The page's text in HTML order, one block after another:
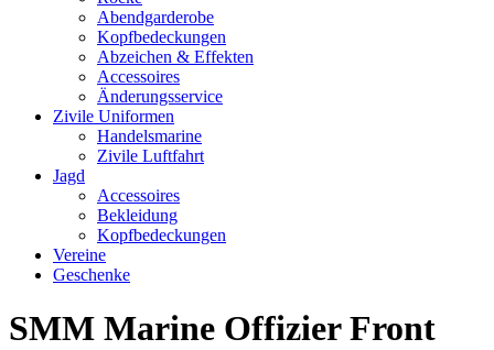
Abendgarderobe
Kopfbedeckungen
Abzeichen & Effekten
Accessoires
Änderungsservice
Zivile Uniformen
Handelsmarine
Zivile Luftfahrt
Jagd
Accessoires
Bekleidung
Kopfbedeckungen
Vereine
Geschenke
SMM Marine Offizier Front